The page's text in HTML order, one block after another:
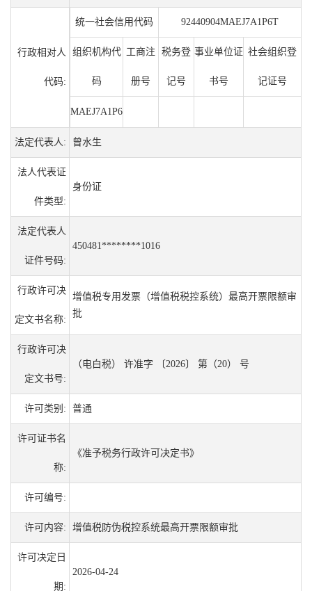
行政相对人
代码:
统一社会信用代码 92440904MAEJ7A1P6T
组织机构代
码
工商注
册号
税务登
记号
事业单位证
书号
社会组织登
记证号
MAEJ7A1P6
法定代表人: 曾水生
法人代表证
件类型:
身份证
法定代表人
证件号码:
450481********1016
行政许可决
定文书名称:
增值税专用发票（增值税税控系统）最高开票限额审
批
行政许可决
定文书号:
（电白税） 许准字 〔2026〕 第（20） 号
许可类别: 普通
许可证书名
称:
《准予税务行政许可决定书》
许可编号:
许可内容: 增值税防伪税控系统最高开票限额审批
许可决定日
期:
2026-04-24